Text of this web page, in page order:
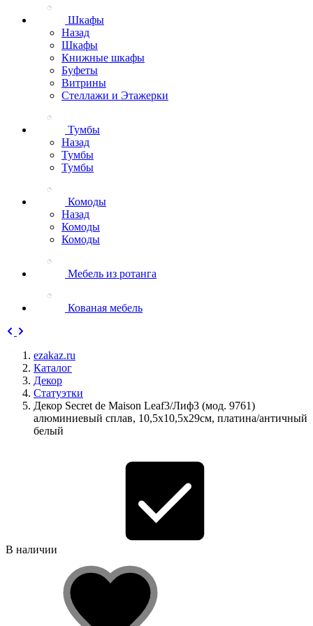
Шкафы
Назад
Шкафы
Книжные шкафы
Буфеты
Витрины
Стеллажи и Этажерки
Тумбы
Назад
Тумбы
Тумбы
Комоды
Назад
Комоды
Комоды
Мебель из ротанга
Кованая мебель
ezakaz.ru
Каталог
Декор
Статуэтки
Декор Secret de Maison Leaf3/Лиф3 (мод. 9761)
алюминиевый сплав, 10,5х10,5х29см, платина/античный
белый
В наличии